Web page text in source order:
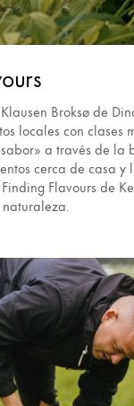
Broksø de
locales con clases
a través de la
cerca de casa y
Flavours de